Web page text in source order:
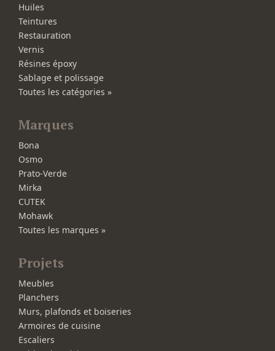
Huiles
Teintures
Restauration
Vernis
Résines époxy
Sablage et polissage
Toutes les catégories »
Marques
Bona
Osmo
Prato-Verde
Mirka
CUTEK
Mohawk
Toutes les marques »
Projets
Meubles
Planchers
Murs, plafonds et boiseries
Armoires de cuisine
Escaliers